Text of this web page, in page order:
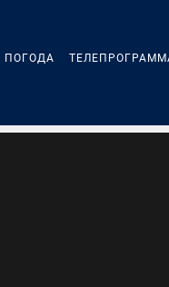
ПОГОДА